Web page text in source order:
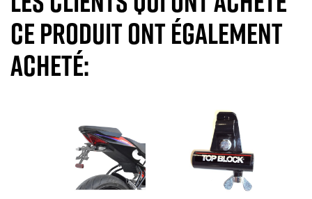
ce produit ont également
acheté: